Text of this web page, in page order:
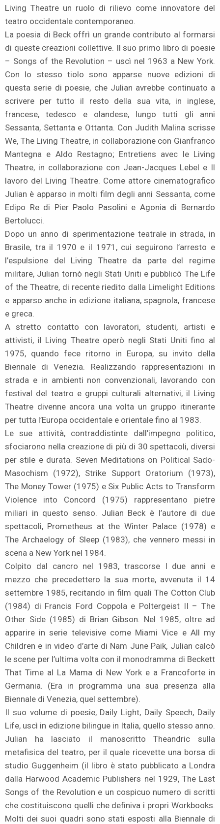
Living Theatre un ruolo di rilievo come innovatore del
teatro occidentale contemporaneo.
La poesia di Beck offrì un grande contributo al formarsi
di queste creazioni collettive. Il suo primo libro di poesie
– Songs of the Revolution – uscì nel 1963 a New York.
Con lo stesso tiolo sono apparse nuove edizioni di
questa serie di poesie, che Julian avrebbe continuato a
scrivere per tutto il resto della sua vita, in inglese,
francese, tedesco e olandese, lungo tutti gli anni
Sessanta, Settanta e Ottanta. Con Judith Malina scrisse
We, The Living Theatre, in collaborazione con Gianfranco
Mantegna e Aldo Restagno; Entretiens avec le Living
Theatre, in collaborazione con Jean-Jacques Lebel e Il
lavoro del Living Theatre. Come attore cinematografico
Julian è apparso in molti film degli anni Sessanta, come
Edipo Re di Pier Paolo Pasolini e Agonia di Bernardo
Bertolucci.
Dopo un anno di sperimentazione teatrale in strada, in
Brasile, tra il 1970 e il 1971, cui seguirono l’arresto e
l’espulsione del Living Theatre da parte del regime
militare, Julian tornò negli Stati Uniti e pubblicò The Life
of the Theatre, di recente riedito dalla Limelight Editions
e apparso anche in edizione italiana, spagnola, francese
e greca.
A stretto contatto con lavoratori, studenti, artisti e
attivisti, il Living Theatre operò negli Stati Uniti fino al
1975, quando fece ritorno in Europa, su invito della
Biennale di Venezia. Realizzando rappresentazioni in
strada e in ambienti non convenzionali, lavorando con
festival del teatro e gruppi culturali alternativi, il Living
Theatre divenne ancora una volta un gruppo itinerante
per tutta l’Europa occidentale e orientale fino al 1983.
Le sue attività, contraddistinte dall’impegno politico,
sfociarono nella creazione di più di 30 spettacoli, diversi
per stile e durata. Seven Meditations on Political Sado-
Masochism (1972), Strike Support Oratorium (1973),
The Money Tower (1975) e Six Public Acts to Transform
Violence into Concord (1975) rappresentano pietre
miliari in questo senso. Julian Beck è l’autore di due
spettacoli, Prometheus at the Winter Palace (1978) e
The Archaelogy of Sleep (1983), che vennero messi in
scena a New York nel 1984.
Colpito dal cancro nel 1983, trascorse I due anni e
mezzo che precedettero la sua morte, avvenuta il 14
settembre 1985, recitando in film quali The Cotton Club
(1984) di Francis Ford Coppola e Poltergeist II – The
Other Side (1985) di Brian Gibson. Nel 1985, oltre ad
apparire in serie televisive come Miami Vice e All my
Children e in video d’arte di Nam June Paik, Julian calcò
le scene per l’ultima volta con il monodramma di Beckett
That Time al La Mama di New York e a Francoforte in
Germania. (Era in programma una sua presenza alla
Biennale di Venezia, quel settembre).
Il suo volume di poesie, Daily Light, Daily Speech, Daily
Life, uscì in edizione bilingue in Italia, quello stesso anno.
Julian ha lasciato il manoscritto Theandric sulla
metafisica del teatro, per il quale ricevette una borsa di
studio Guggenheim (il libro è stato pubblicato a Londra
dalla Harwood Academic Publishers nel 1929, The Last
Songs of the Revolution e un cospicuo numero di scritti
che costituiscono quelli che definiva i propri Workbooks.
Molti dei suoi quadri sono stati esposti alla Biennale di